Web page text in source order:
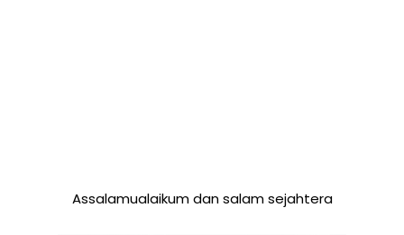
Assalamualaikum dan salam sejahtera